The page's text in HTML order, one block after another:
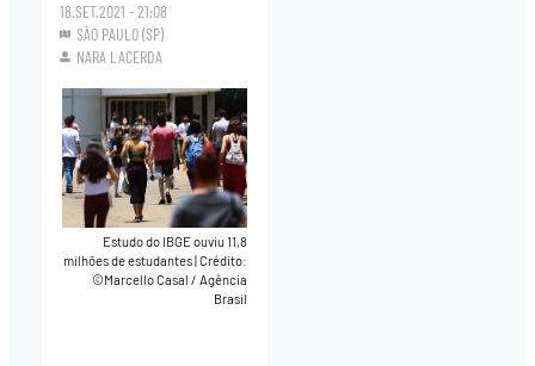
18.SET.2021 - 21:08
SÃO PAULO (SP)
NARA LACERDA
Estudo do IBGE ouviu 11,8
milhões de estudantes|Crédito:
©Marcello Casal / Agência
Brasil